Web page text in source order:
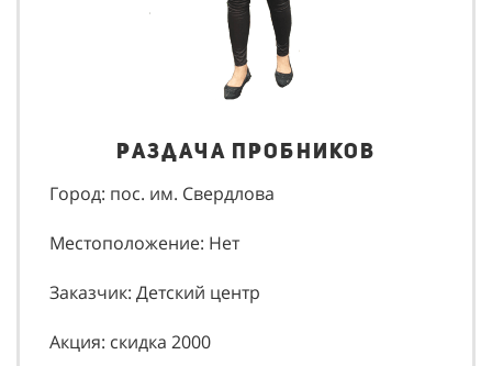
Раздача пробников
Город: пос. им. Свердлова
Местоположение: Нет
Заказчик: Детский центр
Акция: скидка 2000